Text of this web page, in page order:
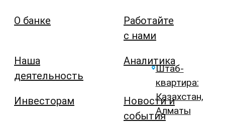
О банке
Наша
деятельность
Инвесторам
Работайте
с нами
Аналитика
Новости и
события
Штаб-
квартира:
Казахстан,
Алматы